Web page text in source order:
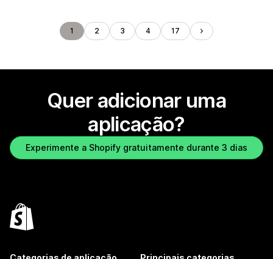
1 2 3 4 17
Quer adicionar uma
aplicação?
Experimente a Shopify gratuitamente durante 3 dias